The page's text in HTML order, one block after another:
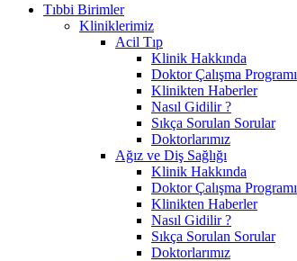
Tıbbi Birimler
Kliniklerimiz
Acil Tıp
Klinik Hakkında
Doktor Çalışma Programı
Klinikten Haberler
Nasıl Gidilir ?
Sıkça Sorulan Sorular
Doktorlarımız
Ağız ve Diş Sağlığı
Klinik Hakkında
Doktor Çalışma Programı
Klinikten Haberler
Nasıl Gidilir ?
Sıkça Sorulan Sorular
Doktorlarımız